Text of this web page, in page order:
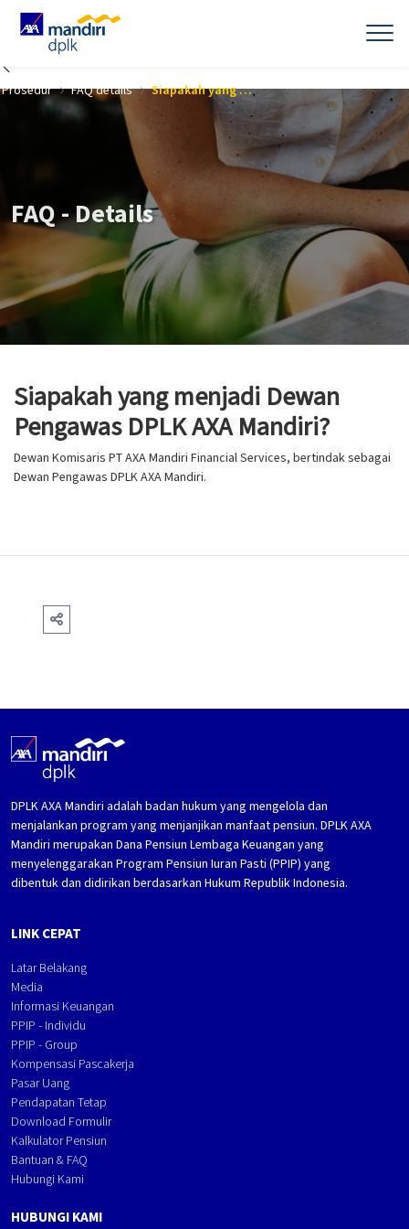
Skip to Main Content
Prosedur
FAQ details Siapakah yang menjadi Dewan Pengawas DPLK AXA Mandiri?
FAQ - Details
Siapakah yang menjadi Dewan
Pengawas DPLK AXA Mandiri?
Dewan Komisaris PT AXA Mandiri Financial Services, bertindak sebagai
Dewan Pengawas DPLK AXA Mandiri.
DPLK AXA Mandiri adalah badan hukum yang mengelola dan
menjalankan program yang menjanjikan manfaat pensiun. DPLK AXA
Mandiri merupakan Dana Pensiun Lembaga Keuangan yang
menyelenggarakan Program Pensiun Iuran Pasti (PPIP) yang
dibentuk dan didirikan berdasarkan Hukum Republik Indonesia.
LINK CEPAT
Latar Belakang
Media
Informasi Keuangan
PPIP - Individu
PPIP - Group
Kompensasi Pascakerja
Pasar Uang
Pendapatan Tetap
Download Formulir
Kalkulator Pensiun
Bantuan & FAQ
Hubungi Kami
HUBUNGI KAMI